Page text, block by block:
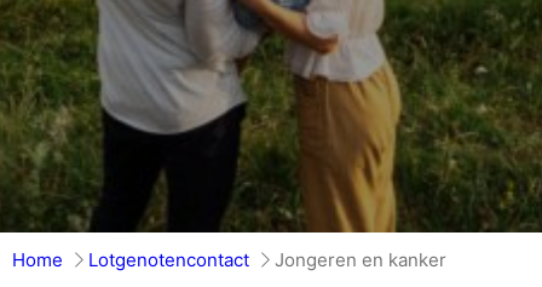
Home Lotgenotencontact Jongeren en kanker